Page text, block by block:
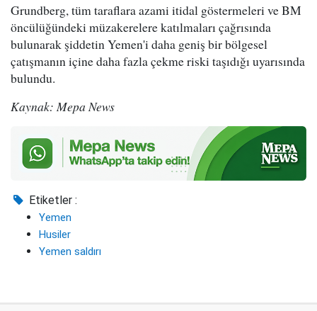
Grundberg, tüm taraflara azami itidal göstermeleri ve BM
öncülüğündeki müzakerelere katılmaları çağrısında
bulunarak şiddetin Yemen'i daha geniş bir bölgesel
çatışmanın içine daha fazla çekme riski taşıdığı uyarısında
bulundu.
Kaynak: Mepa News
Etiketler :
Yemen
Husiler
Yemen saldırı